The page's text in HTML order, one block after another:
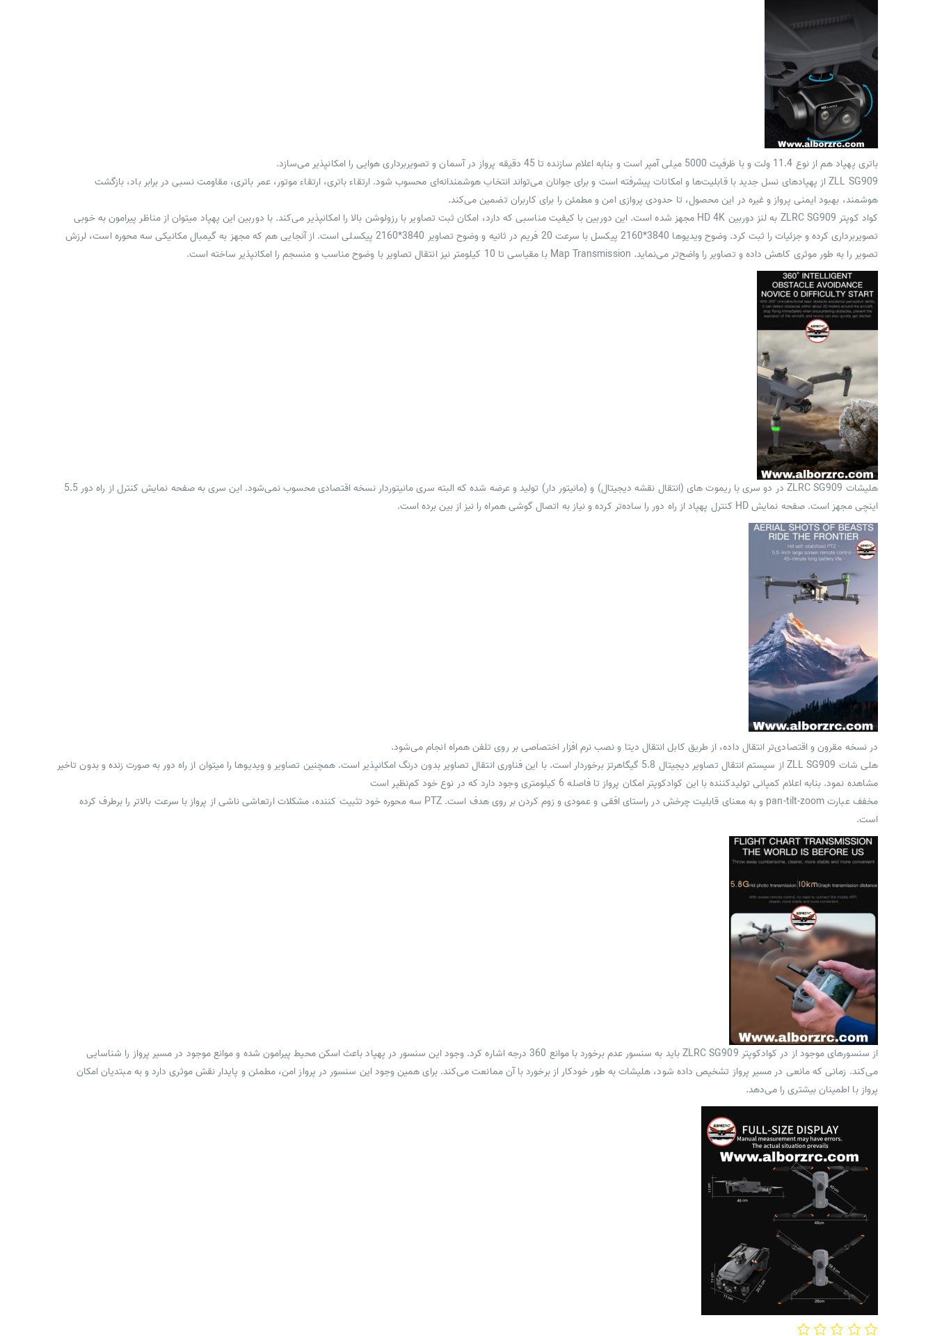
باتری پهپاد هم از نوع 11.4 ولت و با ظرفیت 5000 میلی آمپر است و بنابه اعلام سازنده تا 45 دقیقه پرواز در آسمان و تصویربرداری هوایی را امکانپذیر می‌سازد.
ZLL SG909 از پهپادهای نسل جدید با قابلیت‌ها و امکانات پیشرفته است و برای جوانان می‌تواند انتخاب هوشمندانه‌ای محسوب شود. ارتقاء باتری، ارتقاء موتور، عمر باتری، مقاومت نسبی در برابر باد، بازگشت
هوشمند، بهبود ایمنی پرواز و غیره در این محصول، تا حدودی پروازی امن و مطمئن را برای کاربران تضمین می‌کند.
کواد کوپتر ZLRC SG909 به لنز دوربین HD 4K مجهز شده است. این دوربین با کیفیت مناسبی که دارد، امکان ثبت تصاویر با رزولوشن بالا را امکانپذیر می‌کند. با دوربین این پهپاد میتوان از مناظر پیرامون به خوبی
تصویربرداری کرده و جزئیات را ثبت کرد. وضوح ویدیوها 3840*2160 پیکسل با سرعت 20 فریم در ثانیه و وضوح تصاویر 3840*2160 پیکسلی است. از آنجایی هم که مجهز به گیمبال مکانیکی سه محوره است، لرزش
تصویر را به طور موثری کاهش داده و تصاویر را واضح‌تر می‌نماید. Map Transmission با مقیاسی تا 10 کیلومتر نیز انتقال تصاویر با وضوح مناسب و منسجم را امکانپذیر ساخته است.
هلیشات ZLRC SG909 در دو سری با ریموت های (انتقال نقشه دیجیتال) و (مانیتور دار) تولید و عرضه شده که البته سری مانیتوردار نسخه اقتصادی محسوب نمی‌شود. این سری به صفحه نمایش کنترل از راه دور 5.5
اینچی مجهز است. صفحه نمایش HD کنترل پهپاد از راه دور را ساده‌تر کرده و نیاز به اتصال گوشی همراه را نیز از بین برده است.
در نسخه مقرون و اقتصادی‌تر انتقال داده، از طریق کابل انتقال دیتا و نصب نرم افزار اختصاصی بر روی تلفن همراه انجام می‌شود.
هلی شات ZLL SG909 از سیستم انتقال تصاویر دیجیتال 5.8 گیگاهرتز برخوردار است. با این فناوری انتقال تصاویر بدون درنگ امکانپذیر است. همچنین تصاویر و ویدیوها را میتوان از راه دور به صورت زنده و بدون تاخیر
مشاهده نمود. بنابه اعلام کمپانی تولیدکننده با این کوادکوپتر امکان پرواز تا فاصله 6 کیلومتری وجود دارد که در نوع خود کم‌نظیر است
مخفف عبارت pan-tilt-zoom و به معنای قابلیت چرخش در راستای افقی و عمودی و زوم کردن بر روی هدف است. PTZ سه محوره خود تثبیت کننده، مشکلات ارتعاشی ناشی از پرواز با سرعت بالاتر را برطرف کرده
است.
از سنسورهای موجود از در کوادکوپتر ZLRC SG909 باید به سنسور عدم برخورد با موانع 360 درجه اشاره کرد. وجود این سنسور در پهپاد باعث اسکن محیط پیرامون شده و موانع موجود در مسیر پرواز را شناسایی
می‌کند. زمانی که مانعی در مسیر پرواز تشخیص داده شود، هلیشات به طور خودکار از برخورد با آن ممانعت می‌کند. برای همین وجود این سنسور در پرواز امن، مطمئن و پایدار نقش موثری دارد و به مبتدیان امکان
پرواز با اطمینان بیشتری را می‌دهد.